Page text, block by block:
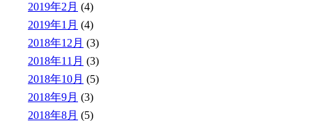
2019年2月 (4)
2019年1月 (4)
2018年12月 (3)
2018年11月 (3)
2018年10月 (5)
2018年9月 (3)
2018年8月 (5)